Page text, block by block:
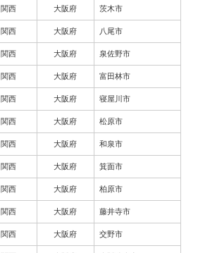
関西 大阪府 茨木市
関西 大阪府 八尾市
関西 大阪府 泉佐野市
関西 大阪府 富田林市
関西 大阪府 寝屋川市
関西 大阪府 松原市
関西 大阪府 和泉市
関西 大阪府 箕面市
関西 大阪府 柏原市
関西 大阪府 藤井寺市
関西 大阪府 交野市